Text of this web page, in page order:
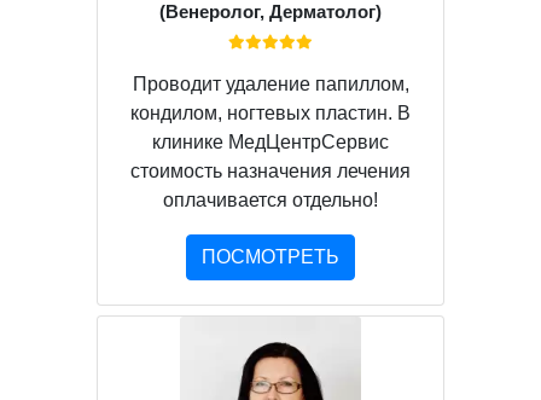
(Венеролог, Дерматолог)
Проводит удаление папиллом,
кондилом, ногтевых пластин. В
клинике МедЦентрСервис
стоимость назначения лечения
оплачивается отдельно!
ПОСМОТРЕТЬ